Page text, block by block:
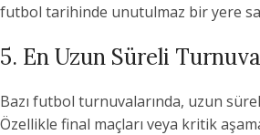
futbol tarihinde unutulmaz bir yere
5. En Uzun Süreli
Bazı futbol turnuvalarında, uzun
Özellikle final maçları veya kritik